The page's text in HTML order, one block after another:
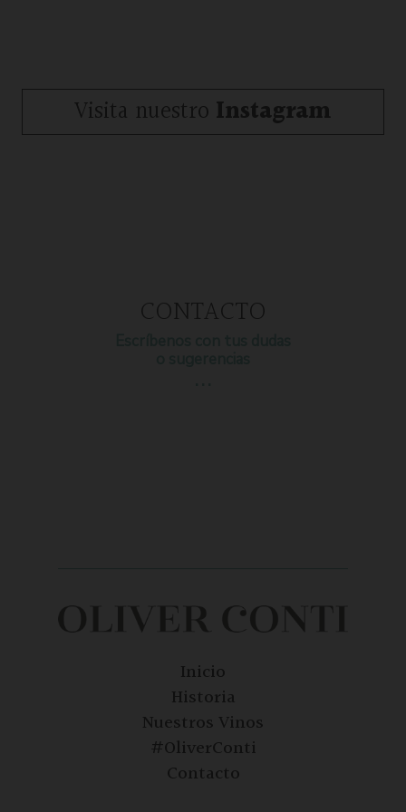
Visita nuestro Instagram
CONTACTO
Inicio
Historia
Nuestros Vinos
#OliverConti
Contacto